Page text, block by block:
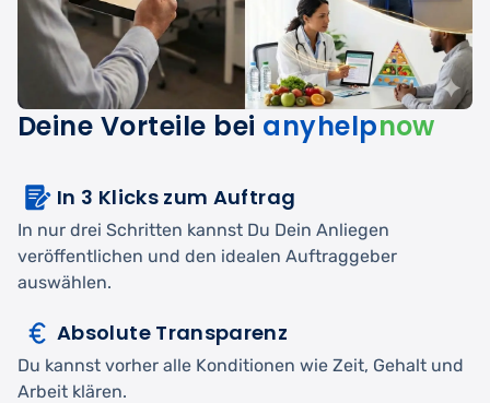
Deine Vorteile bei anyhelpnow
In 3 Klicks zum Auftrag
In nur drei Schritten kannst Du Dein Anliegen
veröffentlichen und den idealen Auftraggeber
auswählen.
Absolute Transparenz
Du kannst vorher alle Konditionen wie Zeit, Gehalt und
Arbeit klären.